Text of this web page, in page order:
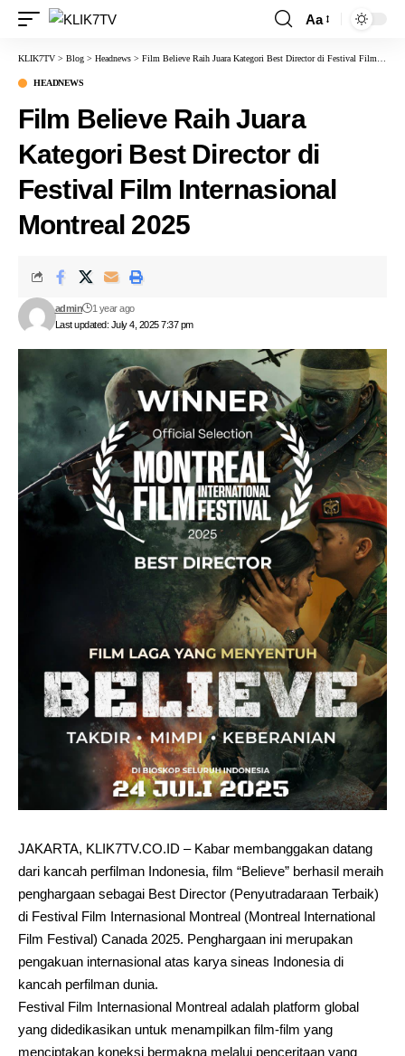
Aa
KLIK7TV > Blog > Headnews > Film Believe Raih Juara Kategori Best Director di Festival Film Internasional Montreal 2025
HEADNEWS
Film Believe Raih Juara
Kategori Best Director di
Festival Film Internasional
Montreal 2025
Last updated: July 4, 2025 7:37 pm
admin 1 year ago
JAKARTA, KLIK7TV.CO.ID – Kabar membanggakan datang
dari kancah perfilman Indonesia, film “Believe” berhasil meraih
penghargaan sebagai Best Director (Penyutradaraan Terbaik)
di Festival Film Internasional Montreal (Montreal International
Film Festival) Canada 2025. Penghargaan ini merupakan
pengakuan internasional atas karya sineas Indonesia di
kancah perfilman dunia.
Festival Film Internasional Montreal adalah platform global
yang didedikasikan untuk menampilkan film-film yang
menciptakan koneksi bermakna melalui penceritaan yang